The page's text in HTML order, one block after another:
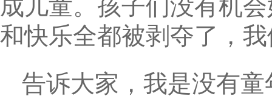
成儿童。孩子们没有机
和快乐全都被剥夺了，
告诉大家，我是没有